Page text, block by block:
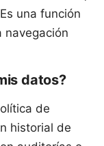
una función
navegación
datos?
de
historial de